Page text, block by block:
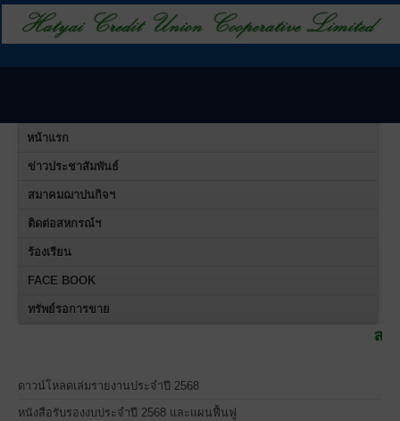
หน้าแรก
ข่าวประชาสัมพันธ์
สมาคมฌาปนกิจฯ
ติดต่อสหกรณ์ฯ
ร้องเรียน
FACE BOOK
ทรัพย์รอการขาย
สหกรณ์เครดิต
ดาวน์โหลดเล่มรายงานประจำปี 2568
หนังสือรับรองงบประจำปี 2568 และแผนฟื้นฟู